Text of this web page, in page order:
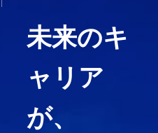
未来のキ
ャリア
が、